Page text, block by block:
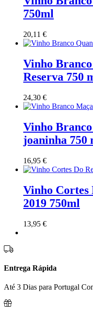
750ml
20,11 €
Vinho
Reserva 750
24,30 €
Vinho
joaninha 750
16,95 €
Vinho Cortes
2019 750ml
13,95 €
Entrega Rápida
Até 3 Dias para Portugal